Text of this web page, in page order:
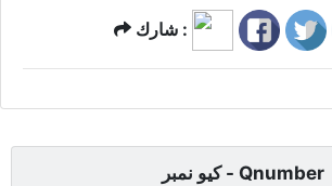
شارك :
كيو نمبر - Qnumber